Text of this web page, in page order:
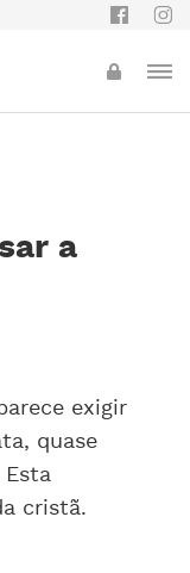
a
exigir
quase
cristã.